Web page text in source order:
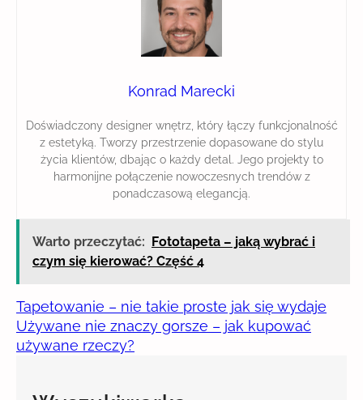
Konrad Marecki
Doświadczony designer wnętrz, który łączy funkcjonalność
z estetyką. Tworzy przestrzenie dopasowane do stylu
życia klientów, dbając o każdy detal. Jego projekty to
harmonijne połączenie nowoczesnych trendów z
ponadczasową elegancją.
Warto przeczytać:
Fototapeta – jaką wybrać i
czym się kierować? Część 4
Tapetowanie – nie takie proste jak się wydaje
Używane nie znaczy gorsze – jak kupować
używane rzeczy?